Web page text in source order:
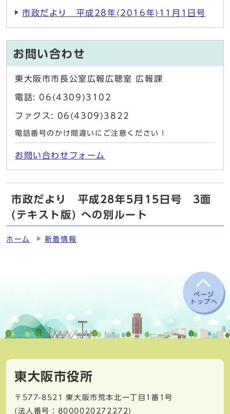
市政だより 平成28年(2016年)11月1日号
お問い合わせ
東大阪市市長公室広報広聴室 広報課
電話: 06(4309)3102
ファクス: 06(4309)3822
電話番号のかけ間違いにご注意ください！
お問い合わせフォーム
市政だより 平成28年5月15日号 3面
(テキスト版) への別ルート
ホーム 新着情報
ページ
トップへ
東大阪市役所
〒577-8521
東大阪市荒本北一丁目1番1号
(法人番号：8000020272272)